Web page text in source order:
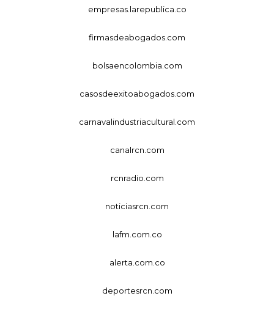
empresas.larepublica.co
firmasdeabogados.com
bolsaencolombia.com
casosdeexitoabogados.com
carnavalindustriacultural.com
canalrcn.com
rcnradio.com
noticiasrcn.com
lafm.com.co
alerta.com.co
deportesrcn.com